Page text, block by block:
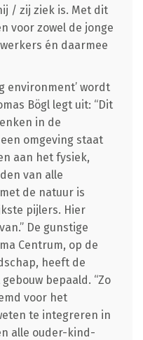
/ zij ziek is. Met dit
voor zowel de jonge
én daarmee
environment’ wordt
Bögl legt uit: “Dit
in de
omgeving staat
aan het fysiek,
van alle
de natuur is
pijlers. Hier
De gunstige
Centrum, op de
heeft de
bepaald. “Zo
voor het
te integreren in
alle ouder-kind-